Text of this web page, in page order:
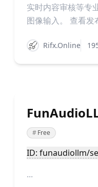
实时内容审核等专
图像输入。 查看发
Rifx.Online
#Free
ID: funaudiollm/
...